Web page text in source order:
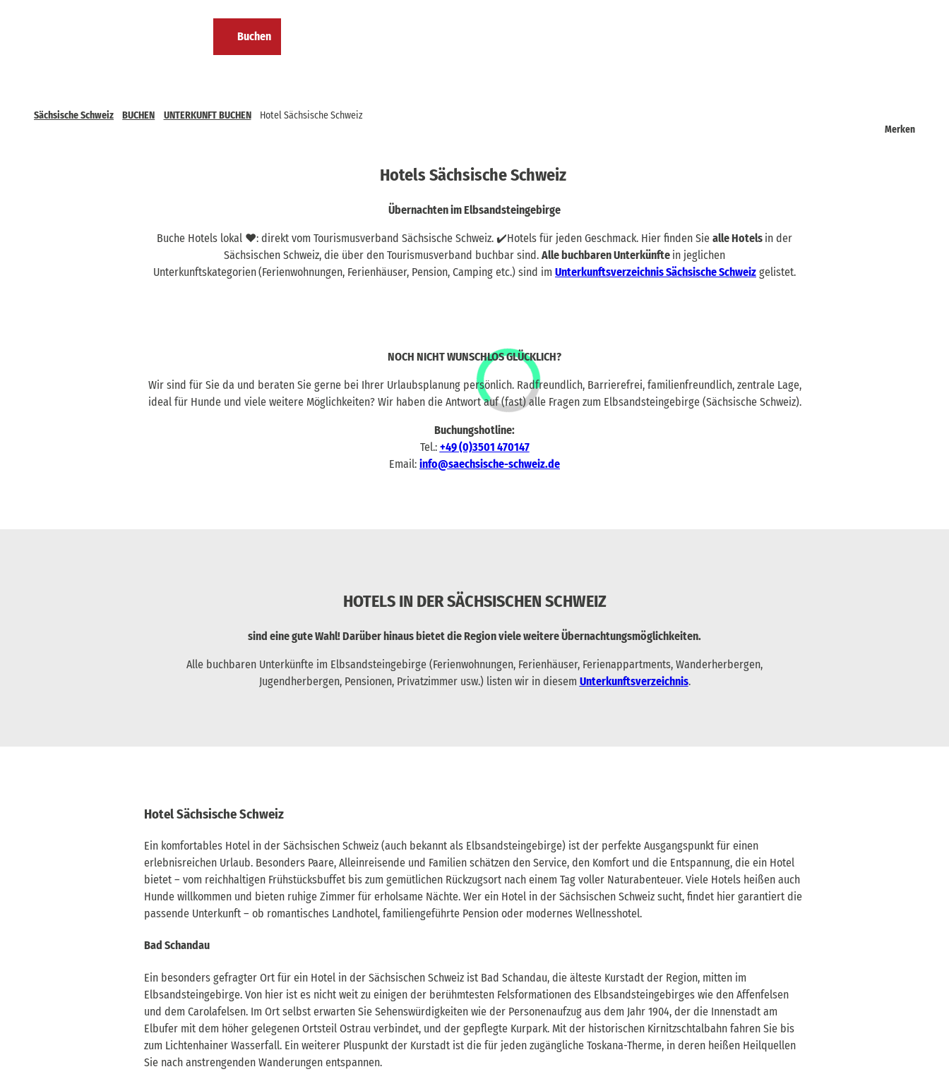
Buchen
Sächsische Schweiz BUCHEN UNTERKUNFT BUCHEN
Hotel Sächsische Schweiz
Merken
Hotels Sächsische Schweiz
Übernachten im Elbsandsteingebirge
Buche Hotels lokal ❤️: direkt vom Tourismusverband Sächsische Schweiz. ✔️Hotels für jeden Geschmack. Hier finden Sie alle Hotels in der
Sächsischen Schweiz, die über den Tourismusverband buchbar sind. Alle buchbaren Unterkünfte in jeglichen
Unterkunftskategorien(Ferienwohnungen, Ferienhäuser, Pension, Camping etc.) sind im Unterkunftsverzeichnis Sächsische Schweiz gelistet.
NOCH NICHT WUNSCHLOS GLÜCKLICH?
Wir sind für Sie da und beraten Sie gerne bei Ihrer Urlaubsplanung persönlich. Radfreundlich, Barrierefrei, familienfreundlich, zentrale Lage,
ideal für Hunde und viele weitere Möglichkeiten? Wir haben die Antwort auf (fast) alle Fragen zum Elbsandsteingebirge (Sächsische Schweiz).
Buchungshotline:
Tel.: +49 (0)3501 470147
Email: info@saechsische-schweiz.de
HOTELS IN DER SÄCHSISCHEN SCHWEIZ
sind eine gute Wahl! Darüber hinaus bietet die Region viele weitere Übernachtungsmöglichkeiten.
Alle buchbaren Unterkünfte im Elbsandsteingebirge (Ferienwohnungen, Ferienhäuser, Ferienappartments, Wanderherbergen,
Jugendherbergen, Pensionen, Privatzimmer usw.) listen wir in diesem Unterkunftsverzeichnis.
Hotel Sächsische Schweiz
Ein komfortables Hotel in der Sächsischen Schweiz (auch bekannt als Elbsandsteingebirge) ist der perfekte Ausgangspunkt für einen
erlebnisreichen Urlaub. Besonders Paare, Alleinreisende und Familien schätzen den Service, den Komfort und die Entspannung, die ein Hotel
bietet – vom reichhaltigen Frühstücksbuffet bis zum gemütlichen Rückzugsort nach einem Tag voller Naturabenteuer. Viele Hotels heißen auch
Hunde willkommen und bieten ruhige Zimmer für erholsame Nächte. Wer ein Hotel in der Sächsischen Schweiz sucht, findet hier garantiert die
passende Unterkunft – ob romantisches Landhotel, familiengeführte Pension oder modernes Wellnesshotel.
Bad Schandau
Ein besonders gefragter Ort für ein Hotel in der Sächsischen Schweiz ist Bad Schandau, die älteste Kurstadt der Region, mitten im
Elbsandsteingebirge. Von hier ist es nicht weit zu einigen der berühmtesten Felsformationen des Elbsandsteingebirges wie den Affenfelsen
und dem Carolafelsen. Im Ort selbst erwarten Sie Sehenswürdigkeiten wie der Personenaufzug aus dem Jahr 1904, der die Innenstadt am
Elbufer mit dem höher gelegenen Ortsteil Ostrau verbindet, und der gepflegte Kurpark. Mit der historischen Kirnitzschtalbahn fahren Sie bis
zum Lichtenhainer Wasserfall. Ein weiterer Pluspunkt der Kurstadt ist die für jeden zugängliche Toskana-Therme, in deren heißen Heilquellen
Sie nach anstrengenden Wanderungen entspannen.